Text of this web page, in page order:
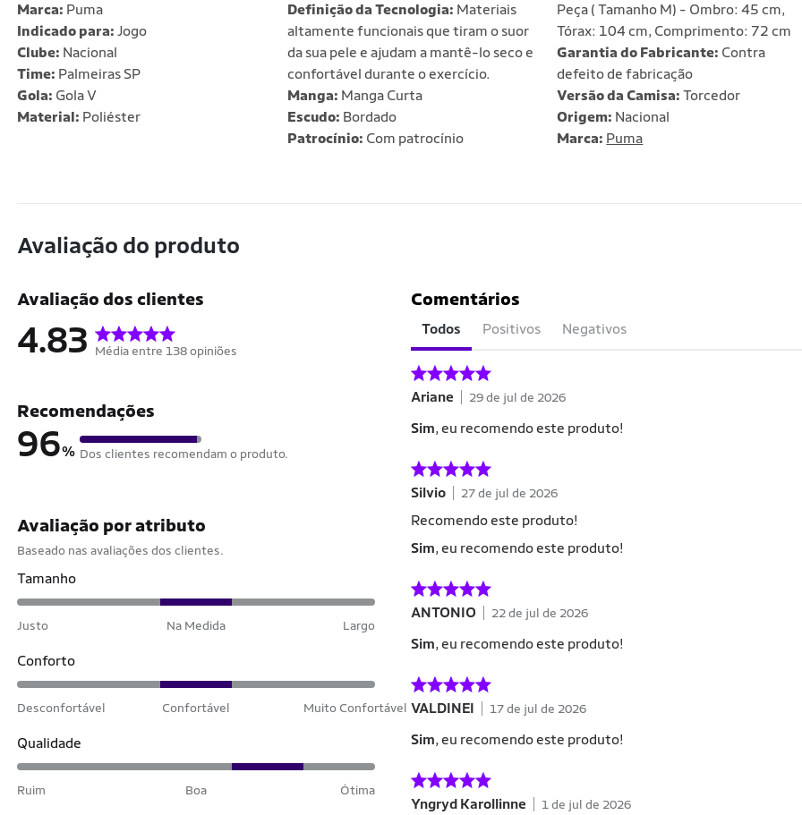
Marca: Puma
Indicado para: Jogo
Clube: Nacional
Time: Palmeiras SP
Gola: Gola V
Material: Poliéster
Definição da Tecnologia: Materiais
altamente funcionais que tiram o suor
da sua pele e ajudam a mantê-lo seco e
confortável durante o exercício.
Manga: Manga Curta
Escudo: Bordado
Patrocínio: Com patrocínio
Peça ( Tamanho M) - Ombro: 45 cm,
Tórax: 104 cm, Comprimento: 72 cm
Garantia do Fabricante: Contra
defeito de fabricação
Versão da Camisa: Torcedor
Origem: Nacional
Marca: Puma
Avaliação do produto
Avaliação dos clientes
4.83 Média entre 138 opiniões
Recomendações
96% Dos clientes recomendam o produto.
Avaliação por atributo
Baseado nas avaliações dos clientes.
Tamanho
Justo Na Medida Largo
Conforto
Desconfortável Confortável Muito Confortável
Qualidade
Ruim Boa Ótima
Comentários
Todos Positivos Negativos
Ariane 29 de jul de 2026
Sim, eu recomendo este produto!
Silvio 27 de jul de 2026
Recomendo este produto!
Sim, eu recomendo este produto!
ANTONIO 22 de jul de 2026
Sim, eu recomendo este produto!
VALDINEI 17 de jul de 2026
Sim, eu recomendo este produto!
Yngryd Karollinne 1 de jul de 2026